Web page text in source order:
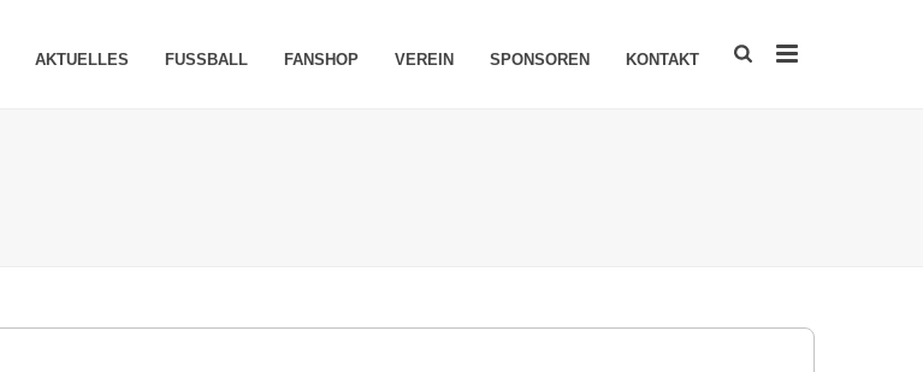
AKTUELLES FUSSBALL FANSHOP VEREIN SPONSOREN KONTAKT